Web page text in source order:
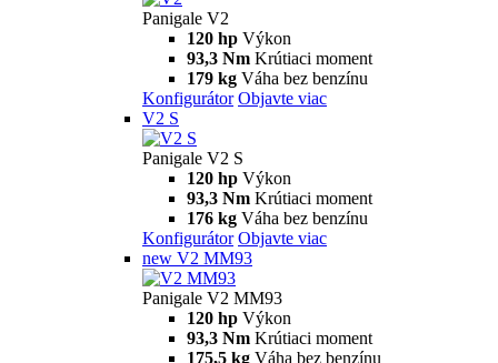
Panigale V2
120 hp Výkon
93,3 Nm Krútiaci moment
179 kg Váha bez benzínu
Konfigurátor Objavte viac
V2 S
Panigale V2 S
120 hp Výkon
93,3 Nm Krútiaci moment
176 kg Váha bez benzínu
Konfigurátor Objavte viac
new V2 MM93
Panigale V2 MM93
120 hp Výkon
93,3 Nm Krútiaci moment
175,5 kg Váha bez benzínu